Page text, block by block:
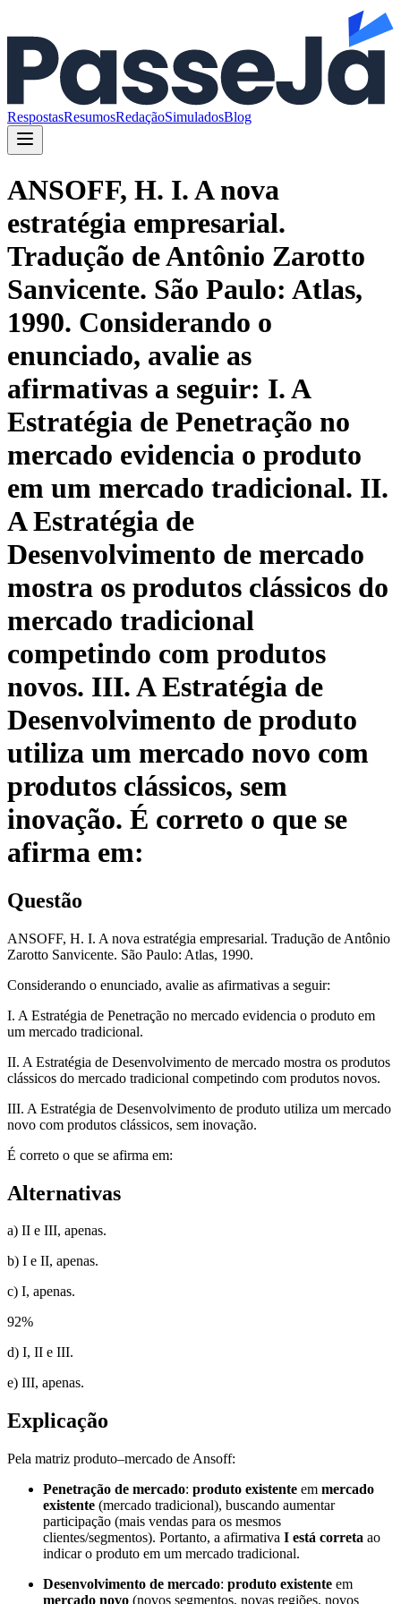
RespostasResumosRedaçãoSimuladosBlog
ANSOFF, H. I. A nova
estratégia empresarial.
Tradução de Antônio Zarotto
Sanvicente. São Paulo: Atlas,
1990. Considerando o
enunciado, avalie as
afirmativas a seguir: I. A
Estratégia de Penetração no
mercado evidencia o produto
em um mercado tradicional. II.
A Estratégia de
Desenvolvimento de mercado
mostra os produtos clássicos do
mercado tradicional
competindo com produtos
novos. III. A Estratégia de
Desenvolvimento de produto
utiliza um mercado novo com
produtos clássicos, sem
inovação. É correto o que se
afirma em:
Questão
ANSOFF, H. I. A nova estratégia empresarial. Tradução de Antônio
Zarotto Sanvicente. São Paulo: Atlas, 1990.
Considerando o enunciado, avalie as afirmativas a seguir:
I. A Estratégia de Penetração no mercado evidencia o produto em
um mercado tradicional.
II. A Estratégia de Desenvolvimento de mercado mostra os produtos
clássicos do mercado tradicional competindo com produtos novos.
III. A Estratégia de Desenvolvimento de produto utiliza um mercado
novo com produtos clássicos, sem inovação.
É correto o que se afirma em:
Alternativas
a) II e III, apenas.
b) I e II, apenas.
c) I, apenas.
92%
d) I, II e III.
e) III, apenas.
Explicação
Pela matriz produto–mercado de Ansoff:
Penetração de mercado: produto existente em mercado
existente (mercado tradicional), buscando aumentar
participação (mais vendas para os mesmos
clientes/segmentos). Portanto, a afirmativa I está correta ao
indicar o produto em um mercado tradicional.
Desenvolvimento de mercado: produto existente em
mercado novo (novos segmentos, novas regiões, novos